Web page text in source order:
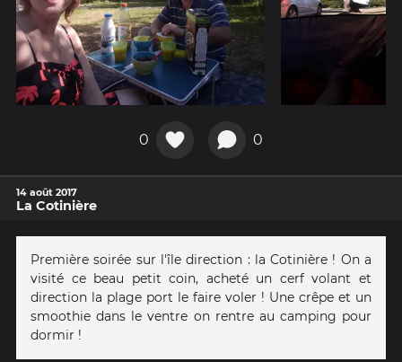
0 0
14 août 2017
La Cotinière
Première soirée sur l'île direction : la Cotinière ! On a
visité ce beau petit coin, acheté un cerf volant et
direction la plage port le faire voler ! Une crêpe et un
smoothie dans le ventre on rentre au camping pour
dormir !